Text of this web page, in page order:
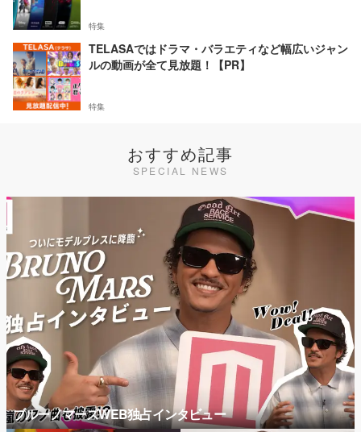
特集
TELASAではドラマ・バラエティなど幅広いジャン
ルの動画が全て見放題！【PR】
特集
おすすめ記事
SPECIAL NEWS
ブルーノマーズWEB独占インタビュー